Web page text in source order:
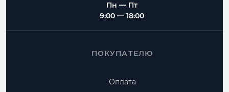
Пн — Пт
9:00 — 18:00
ПОКУПАТЕЛЮ
Оплата